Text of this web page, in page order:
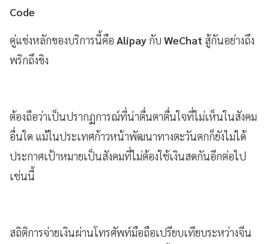
Code
คู่แข่งหลักของบริการนี้คือ Alipay กับ WeChat สู้กันอย่างถึง
พริกถึงขิง
ต้องถือว่าเป็นปรากฏการณ์ที่น่าตื่นตาตื่นใจที่ไม่เห็นในสังคม
อื่นใด แม้ในประเทศก้าวหน้าพัฒนาทางตะวันตกก็ยังไม่ได้
ประกาศเป้าหมายเป็นสังคมที่ไม่ต้องใช้เงินสดกันอีกต่อไป
เช่นนี้
สถิติการจ่ายเงินผ่านโทรศัพท์มือถือเปรียบเทียบระหว่างจีน